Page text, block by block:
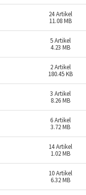
24Artikel
11.08 MB
5Artikel
4.23 MB
2Artikel
180.45 KB
3 Artikel
8.26 MB
6Artikel
3.72 MB
14Artikel
1.02 MB
10Artikel
6.32 MB